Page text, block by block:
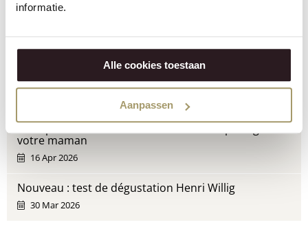
informatie.
Alle cookies toestaan
Aanpassen
Préparer des amuse-gueule : que mettre sur la table
18 May 2026
Votez dès maintenant pour le Produit Bio de l’Année
2026
votre maman
16 Apr 2026
Nouveau : test de dégustation Henri Willig
30 Mar 2026